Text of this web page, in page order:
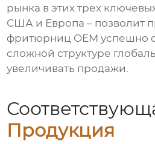
рынка в этих трех
США и Европа – позволит
фритюрниц OEM успешно
сложной структуре
увеличивать продажи.
Продукция